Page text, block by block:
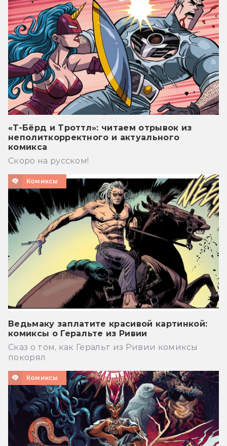
«Т-Бёрд и Троттл»: читаем отрывок из
неполиткорректного и актуального
комикса
Скоро на русском!
Комиксы
Ведьмаку заплатите красивой картинкой:
комиксы о Геральте из Ривии
Сказ о том, как Геральт из Ривии комиксы
покорял
Комиксы